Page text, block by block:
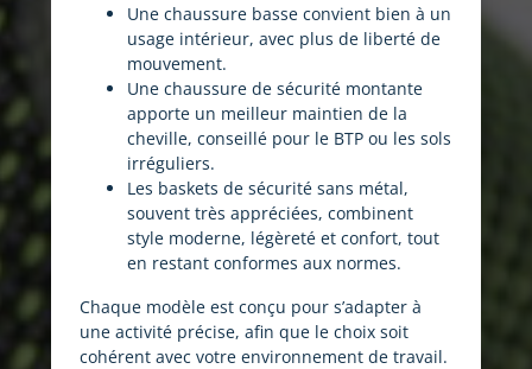
Une chaussure basse convient bien à un
usage intérieur, avec plus de liberté de
mouvement.
Une chaussure de sécurité montante
apporte un meilleur maintien de la
cheville, conseillé pour le BTP ou les sols
irréguliers.
Les baskets de sécurité sans métal,
souvent très appréciées, combinent
style moderne, légèreté et confort, tout
en restant conformes aux normes.
Chaque modèle est conçu pour s’adapter à
une activité précise, afin que le choix soit
cohérent avec votre environnement de travail.